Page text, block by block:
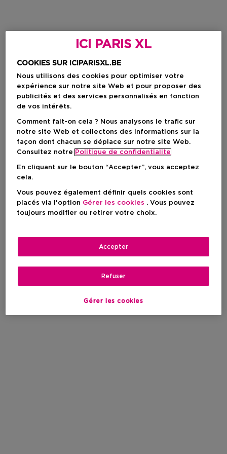
ICI PARIS XL
COOKIES SUR ICIPARISXL.BE
Nous utilisons des cookies pour optimiser votre
expérience sur notre site Web et pour proposer des
publicités et des services personnalisés en fonction
de vos intérêts.
Comment fait-on cela ? Nous analysons le trafic sur
notre site Web et collectons des informations sur la
façon dont chacun se déplace sur notre site Web.
Consultez notre Politique de confidentialite
En cliquant sur le bouton “Accepter”, vous acceptez
cela.
Vous pouvez également définir quels cookies sont
placés via l'option Gérer les cookies . Vous pouvez
toujours modifier ou retirer votre choix.
Gérer les cookies
Refuser
Accepter